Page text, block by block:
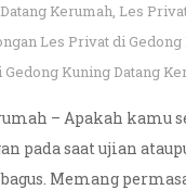
Kerumah, Les
Les Privat di
Kuning Datang
– Apakah
pada saat ujian
Memang